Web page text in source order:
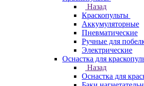
Назад
Краскопульты
Аккумуляторные
Пневматические
Ручные для
Электрические
Оснастка для
Назад
Оснастка для